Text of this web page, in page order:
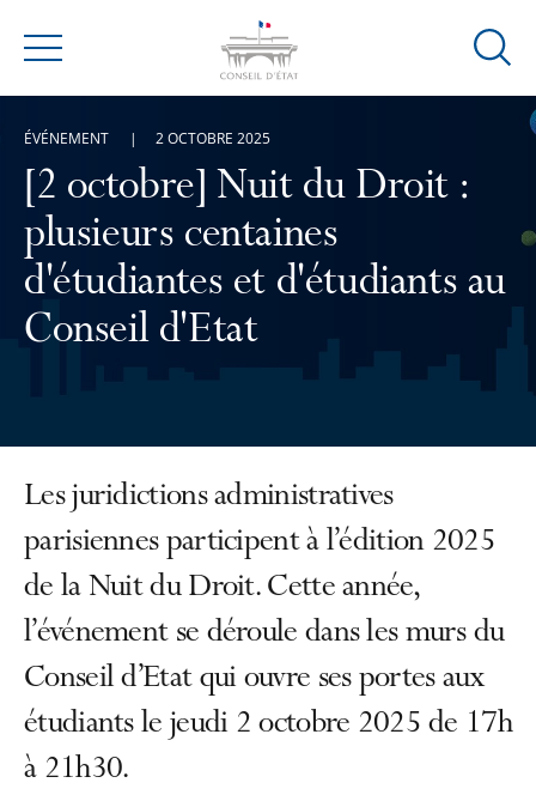
Menu
Ouvrir
[2 octobre] Nuit du Droit :
plusieurs centaines
d'étudiantes et d'étudiants au
Conseil d'Etat
ÉVÉNEMENT 2 OCTOBRE 2025
Les juridictions administratives
parisiennes participent à l’édition 2025
de la Nuit du Droit. Cette année,
l’événement se déroule dans les murs du
Conseil d’Etat qui ouvre ses portes aux
étudiants le jeudi 2 octobre 2025 de 17h
à 21h30.